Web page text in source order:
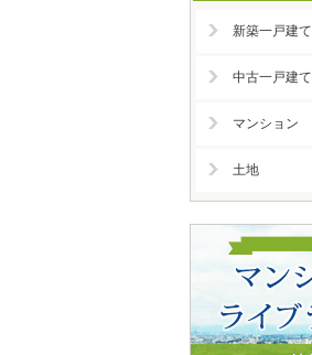
新築一戸建て
中古一戸建て
マンション
土地